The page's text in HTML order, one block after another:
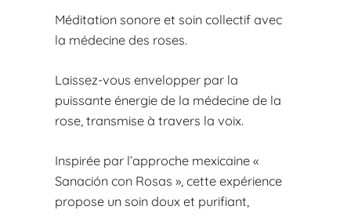
Méditation sonore et soin collectif avec
la médecine des roses.
Laissez-vous envelopper par la
puissante énergie de la médecine de la
rose, transmise à travers la voix.
Inspirée par l’approche mexicaine «
Sanación con Rosas », cette expérience
propose un soin doux et purifiant,